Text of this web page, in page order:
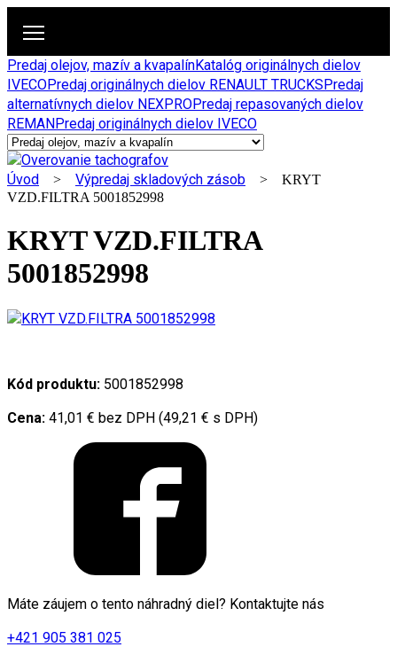
Predaj olejov, mazív a kvapalínKatalóg originálnych dielov
IVECOPredaj originálnych dielov RENAULT TRUCKSPredaj
alternatívnych dielov NEXPROPredaj repasovaných dielov
REMANPredaj originálnych dielov IVECO
Úvod > Výpredaj skladových zásob > KRYT
VZD.FILTRA 5001852998
KRYT VZD.FILTRA
5001852998
Kód produktu: 5001852998
Cena: 41,01 € bez DPH (49,21 € s DPH)
Máte záujem o tento náhradný diel? Kontaktujte nás
+421 905 381 025